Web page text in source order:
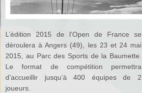
L’édition 2015 de l’Open de France se
déroulera à Angers (49), les 23 et 24 mai
2015, au Parc des Sports de la Baumette.
Le format de compétition permettra
d’accueillir jusqu’à 400 équipes de 2
joueurs.